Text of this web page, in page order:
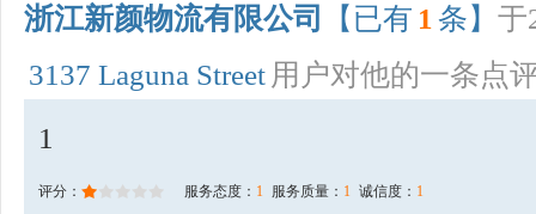
浙江新颜物流有限公司 【已有 1 条】 于
3137 Laguna Street 用户对他的一条点
1
评分： 服务态度： 1 服务质量： 1 诚信度： 1